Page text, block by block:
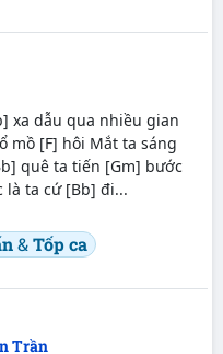
xa dẫu qua nhiều gian
mồ [F] hôi Mắt ta sáng
quê ta tiến [Gm] bước
là ta cứ [Bb] đi...
&Tốp ca
Trần